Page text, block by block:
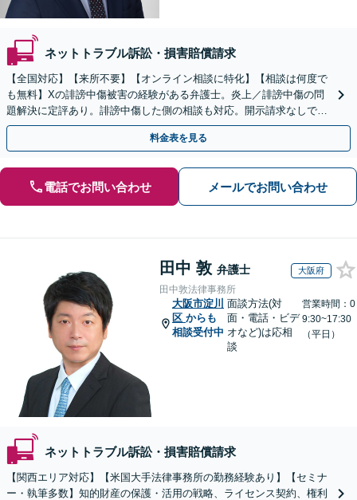
ネットトラブル訴訟・損害賠償請求
【全国対応】【来所不要】【オンライン相談に特化】【相談は何度で
も無料】Xの誹謗中傷被害の経験がある弁護士。炎上／誹謗中傷の問
題解決に定評あり。誹謗中傷した側の相談も対応。開示請求なしで本
人の特定ができる場合もあり。
料金表を見る
電話でお問い合わせ メールでお問い合わせ
田中 敦 弁護士 大阪府
田中敦法律事務所
大阪市淀川
区 からも
相談受付中
面談方法(対
面・電話・ビデ
オなど)は応相
談
営業時間：0
9:30~17:30
（平日）
ネットトラブル訴訟・損害賠償請求
【関西エリア対応】【米国大手法律事務所の勤務経験あり】【セミナ
ー・執筆多数】知的財産の保護・活用の戦略、ライセンス契約、権利